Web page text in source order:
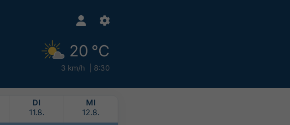
20 °C
3 km/h 8:30
DI
11.8.
MI
12.8.